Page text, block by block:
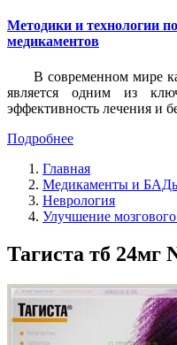
Методики и технологии
медикаментов
В современном мире
является одним из
эффективность лечения и
Подробнее
Главная
Медикаменты и
Неврология
Улучшение
Тагиста тб 24мг